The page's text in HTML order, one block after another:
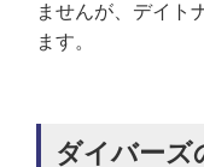
ませんが、デイト
ます。
ダイバーズ